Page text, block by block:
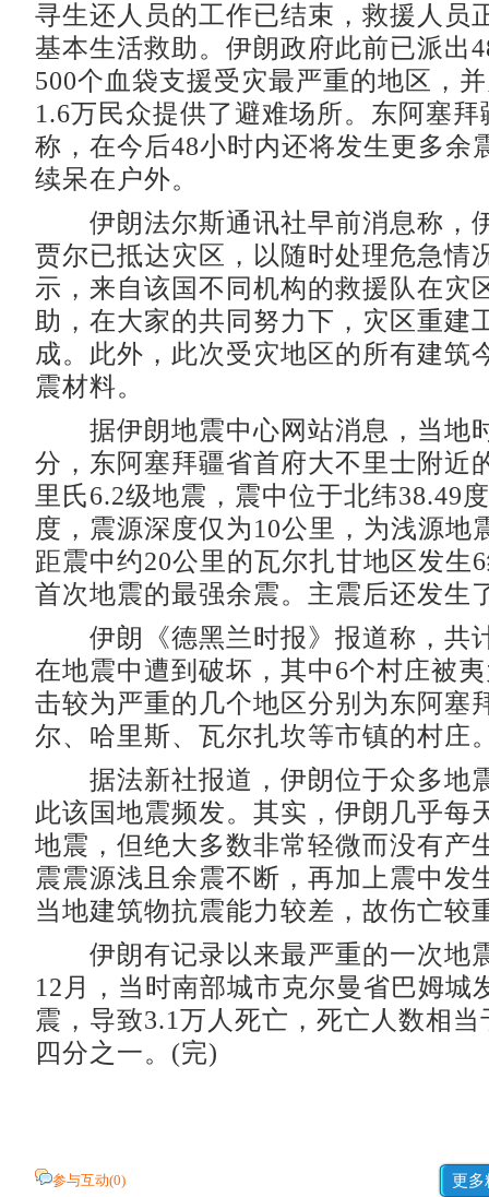
寻生还人员的工作已结束，救援人员
基本生活救助。伊朗政府此前已派出
500个血袋支援受灾最严重的地区，
1.6万民众提供了避难场所。东阿塞
称，在今后48小时内还将发生更多余
续呆在户外。
伊朗法尔斯通讯社早前消息称，
贾尔已抵达灾区，以随时处理危急情
示，来自该国不同机构的救援队在灾
助，在大家的共同努力下，灾区重建
成。此外，此次受灾地区的所有建筑
震材料。
据伊朗地震中心网站消息，当地
分，东阿塞拜疆省首府大不里士附近
里氏6.2级地震，震中位于北纬38.49
度，震源深度仅为10公里，为浅源地
距震中约20公里的瓦尔扎甘地区发生
首次地震的最强余震。主震后还发生
伊朗《德黑兰时报》报道称，共
在地震中遭到破坏，其中6个村庄被
击较为严重的几个地区分别为东阿塞
尔、哈里斯、瓦尔扎坎等市镇的村庄
据法新社报道，伊朗位于众多地
此该国地震频发。其实，伊朗几乎每
地震，但绝大多数非常轻微而没有产
震震源浅且余震不断，再加上震中发
当地建筑物抗震能力较差，故伤亡较
伊朗有记录以来最严重的一次地
12月，当时南部城市克尔曼省巴姆城
震，导致3.1万人死亡，死亡人数相
四分之一。(完)
参与互动(0) 更多